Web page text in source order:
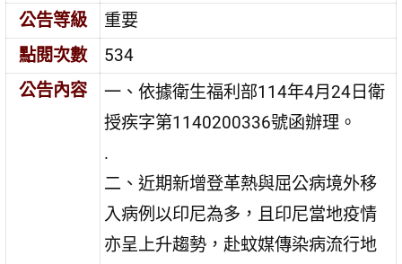
公告等級
重要
點閱次數
534
公告內容
一、依據衛生福利部114年4月24日衛
授疾字第1140200336號函辦理。
.
二、近期新增登革熱與屈公病境外移
入病例以印尼為多，且印尼當地疫情
亦呈上升趨勢，赴蚊媒傳染病流行地